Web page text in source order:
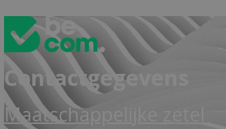
Contactgegevens
Maatschappelijke zetel